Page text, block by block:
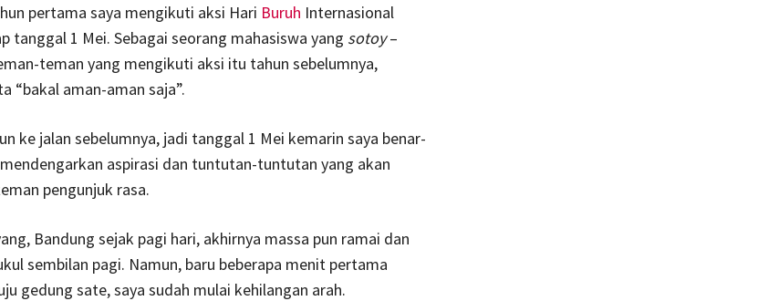
pertama saya mengikuti aksi Hari Buruh Internasional
tanggal 1 Mei. Sebagai seorang mahasiswa yang sotoy–
teman yang mengikuti aksi itu tahun sebelumnya,
“bakal aman-aman saja”.
ke jalan sebelumnya, jadi tanggal 1 Mei kemarin saya benar-
aspirasi dan tuntutan-tuntutan yang akan
pengunjuk rasa.
Bandung sejak pagi hari, akhirnya massa pun ramai dan
sembilan pagi. Namun, baru beberapa menit pertama
gedung sate, saya sudah mulai kehilangan arah.